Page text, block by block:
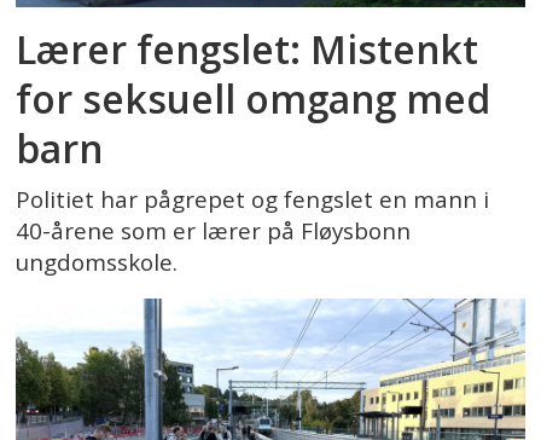
Lærer fengslet: Mistenkt
for seksuell omgang med
barn
Politiet har pågrepet og fengslet en mann i
40-årene som er lærer på Fløysbonn
ungdomsskole.